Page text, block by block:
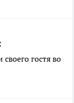
гостя во